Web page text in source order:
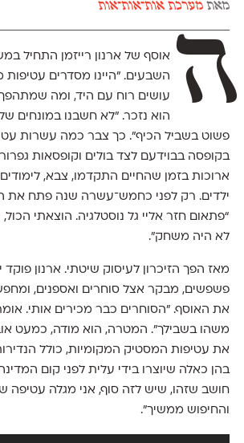
מאת מערכת אות־אות־אות
ה
אוסף של ארנון רייזמן התחיל
השבעים. ״היינו מסדרים
עושים רוח עם היד, ומה שמתהפך
הוא נזכר. "לא חשבנו במונחים
פשוט בשביל הכיף״. כך צבר כמה עשרות
בקופסה בבוידעם לצד בולים וקופסאות
ארוכות בזמן שהחיים התקדמו, צבא,
ילדים. רק לפני כחמש־עשרה שנה פתח את
“פתאום חזר אליי גל נוסטלגיה. הוצאתי
לא היה משחק״.
מאז הפך הזיכרון לעיסוק שיטתי. ארנון פוקד
פשפשים, מבקר אצל סוחרים ואספנים,
את האוסף. ״הסוחרים כבר מכירים אותי.
משהו בשבילך״. המטרה, הוא מודה, כמעט
את עטיפות המסטיק המקומיות, כולל
בהן כאלה שיוצרו בידי עלית לפני קום
חושב שזהו, שיש לזה סוף, אני מגלה עטיפה
והחיפוש ממשיך״.